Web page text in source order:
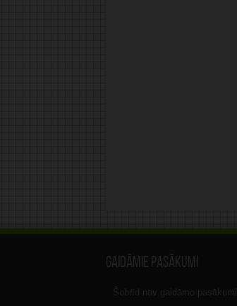
Gaidāmie pasākumi
Šobrīd nav gaidāmo pasākumi.